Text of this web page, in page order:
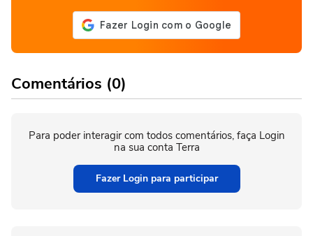
Comentários (0)
Para poder interagir com todos comentários, faça Login
na sua conta Terra
Fazer Login para participar